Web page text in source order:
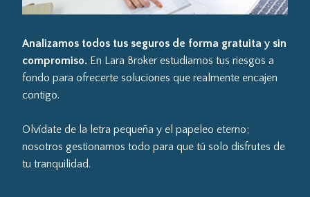
Analizamos todos tus seguros de forma gratuita y sin
compromiso.En Lara Broker estudiamos tus riesgos a
fondo para ofrecerte soluciones que realmente encajen
contigo.
Olvídate de la letra pequeña y el papeleo eterno;
nosotros gestionamos todo para que tú solo disfrutes de
tu tranquilidad.